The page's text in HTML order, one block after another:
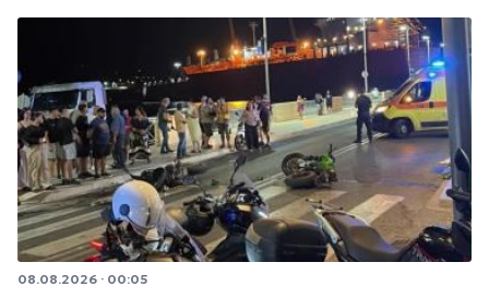
08.08.2026 · 00:05